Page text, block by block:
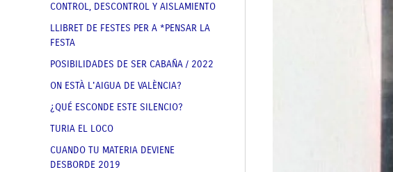
CONTROL, DESCONTROL Y AISLAMIENTO
LLIBRET DE FESTES PER A *PENSAR LA
FESTA
POSIBILIDADES DE SER CABAÑA / 2022
ON ESTÀ L'AIGUA DE VALÈNCIA?
¿QUÉ ESCONDE ESTE SILENCIO?
TURIA EL LOCO
CUANDO TU MATERIA DEVIENE
DESBORDE 2019